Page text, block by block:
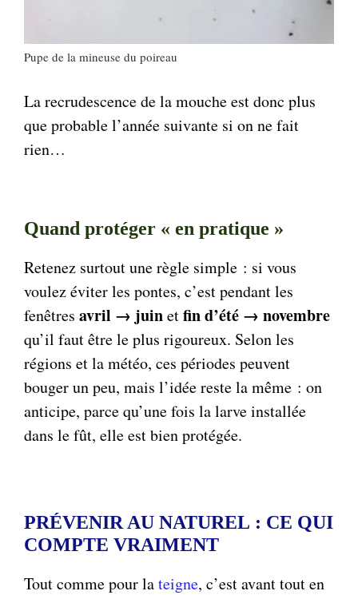
Pupe de la mineuse du poireau
La recrudescence de la mouche est donc plus
que probable l’année suivante si on ne fait
rien…
Quand protéger « en pratique »
Retenez surtout une règle simple : si vous
voulez éviter les pontes, c’est pendant les
fenêtres avril → juinetfin d’été → novembre
qu’il faut être le plus rigoureux. Selon les
régions et la météo, ces périodes peuvent
bouger un peu, mais l’idée reste la même : on
anticipe, parce qu’une fois la larve installée
dans le fût, elle est bien protégée.
PRÉVENIR AU NATUREL : CE QUI
COMPTE VRAIMENT
Tout comme pour lateigne, c’est avant tout en